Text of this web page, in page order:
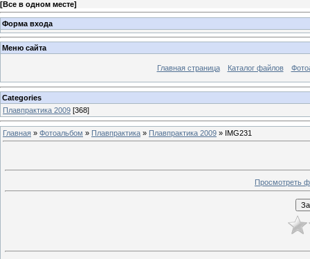
[Все в одном месте]
Форма входа
Меню сайта
Главная страница Каталог файлов
Categories
Плавпрактика 2009 [368]
Главная » Фотоальбом » Плавпрактика » Плавпрактика 2009 » IMG231
Просмотреть